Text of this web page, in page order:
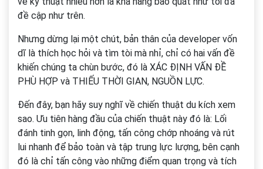
đề cập như trên.
Nhưng dừng lại một chút, bản thân của developer vốn
dĩ là thích học hỏi và tìm tòi mà nhỉ, chỉ có hai vấn đề
khiến chúng ta chùn bước, đó là XÁC ĐỊNH VẤN ĐỀ
PHÙ HỢP và THIẾU THỜI GIAN, NGUỒN LỰC.
Đến đây, bạn hãy suy nghĩ về chiến thuật du kích xem
sao. Ưu tiên hàng đầu của chiến thuật này đó là: Lối
đánh tinh gọn, linh động, tấn công chớp nhoáng và rút
lui nhanh để bảo toàn và tập trung lực lượng, bên cạnh
đó là chỉ tấn công vào những điểm quan trọng và tích